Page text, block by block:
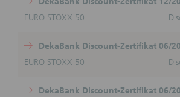
EURO STOXX 50
DekaBank Discount-Zertifikat 06/
EURO STOXX 50
DekaBank Discount-Zertifikat 06/